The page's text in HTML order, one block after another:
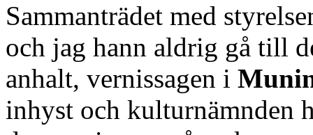
Sammanträdet med
och jag hann aldrig gå till
anhalt, vernissagen i
inhyst och kulturnämnden